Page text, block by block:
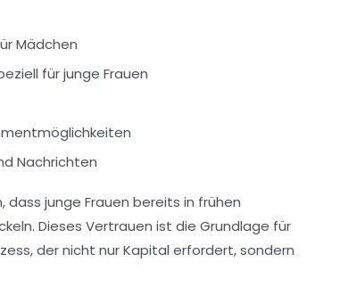
Mädchen
für junge Frauen
Nachrichten
junge Frauen bereits in frühen
Dieses Vertrauen ist die Grundlage für
der nicht nur Kapital erfordert, sondern